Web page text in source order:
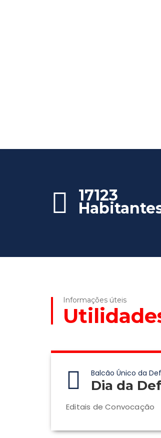
17123
Informações úteis
Balcão Único da
Dia da
Editais de Convocação